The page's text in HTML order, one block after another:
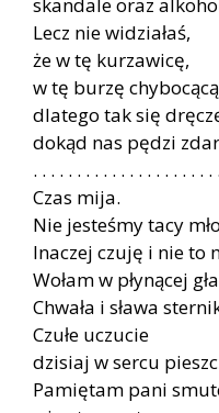
skandale oraz
Lecz nie widziałaś,
że w tę kurzawicę,
w tę burzę
dlatego tak się
dokąd nas pędzi
. . . . . . . . . . . . . . . . . . . . .
Czas mija.
Nie jesteśmy tacy
Inaczej czuję i nie to
Wołam w płynącej
Chwała i sława
Czułe uczucie
dzisiaj w sercu
Pamiętam pani